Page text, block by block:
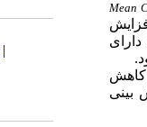
|
Mean
کاهش
بینی